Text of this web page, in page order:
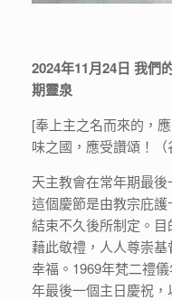
2024年11月24日 我們
期靈泉
[奉上主之名而來的，
味之國，應受讚頌！（
天主教會在常年期最
這個慶節是由教宗庇
結束不久後所制定。
藉此敬禮，人人尊崇
幸福。1969年梵二禮
年最後一個主日慶祝